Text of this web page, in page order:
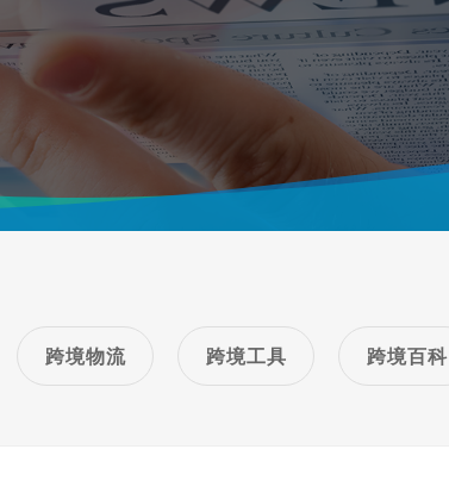
跨境物流 跨境工具 跨境百科